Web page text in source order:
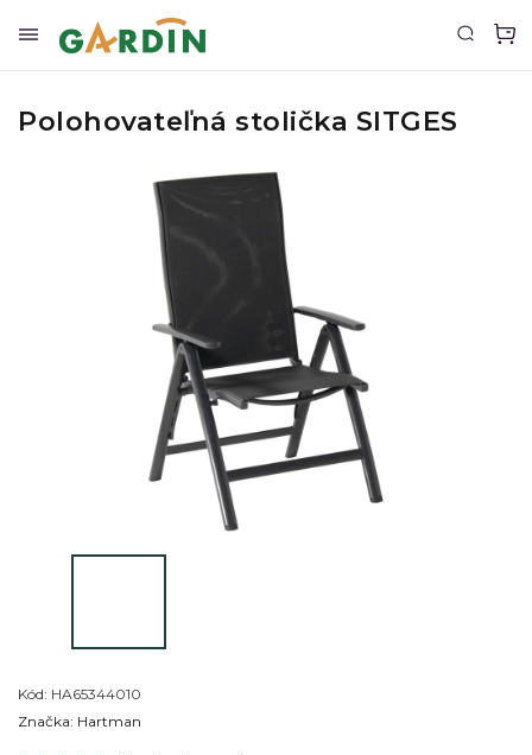
Polohovateľná stolička SITGES
Kód: HA65344010
Značka: Hartman